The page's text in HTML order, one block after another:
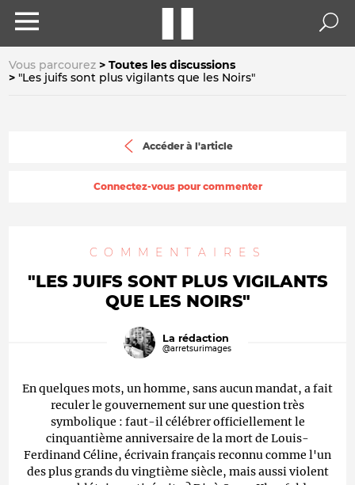
Vous parcourez
Toutes les discussions
"Les juifs sont plus vigilants que les Noirs"
Accéder à l'article
Connectez-vous pour commenter
COMMENTAIRES
"LES JUIFS SONT PLUS VIGILANTS
QUE LES NOIRS"
La rédaction
@arretsurimages
En quelques mots, un homme, sans aucun mandat, a fait
reculer le gouvernement sur une question très
symbolique : faut-il célébrer officiellement le
cinquantième anniversaire de la mort de Louis-
Ferdinand Céline, écrivain français reconnu comme l'un
des plus grands du vingtième siècle, mais aussi violent